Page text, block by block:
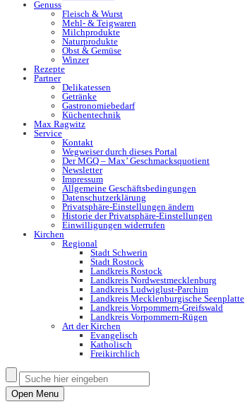
Genuss
Fleisch & Wurst
Mehl- & Teigwaren
Milchprodukte
Naturprodukte
Obst & Gemüse
Winzer
Rezepte
Partner
Delikatessen
Getränke
Gastronomiebedarf
Küchentechnik
Max Ragwitz
Service
Kontakt
Wegweiser durch dieses Portal
Der MGQ – Max’ Geschmacksquotient
Newsletter
Impressum
Allgemeine Geschäftsbedingungen
Datenschutzerklärung
Privatsphäre-Einstellungen ändern
Historie der Privatsphäre-Einstellungen
Einwilligungen widerrufen
Kirchen
Regional
Stadt Schwerin
Stadt Rostock
Landkreis Rostock
Landkreis Nordwestmecklenburg
Landkreis Ludwiglust-Parchim
Landkreis Mecklenburgische Seenplatte
Landkreis Vorpommern-Greifswald
Landkreis Vorpommern-Rügen
Art der Kirchen
Evangelisch
Katholisch
Freikirchlich
Open Menu